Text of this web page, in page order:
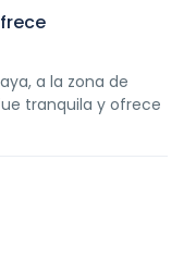
a la zona de
tranquila y ofrece